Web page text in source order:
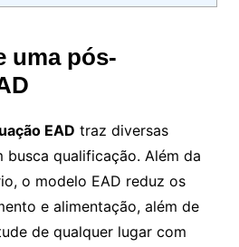
uma pós-
EAD traz diversas
busca qualificação. Além da
o modelo EAD reduz os
e alimentação, além de
de qualquer lugar com